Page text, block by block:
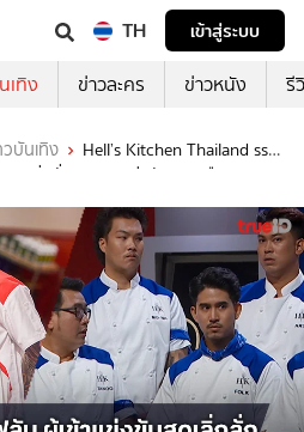
TH
เข้าสู่ระบบ
เทิง ข่าวละคร ข่าวหนัง รี
วบันเทิง
Hell’s Kitchen Thailand ss2
สุดเลิ่กลั่ก กุญแจแห่งชัยชนะหรือความ